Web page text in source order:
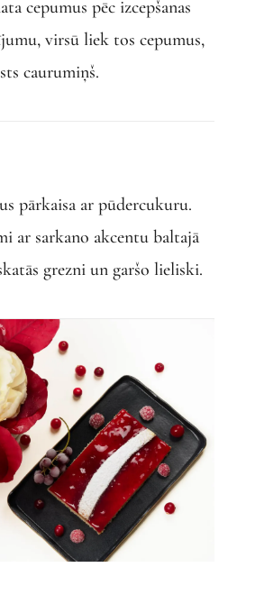
cepumus pēc izcepšanas
virsū liek tos cepumus,
caurumiņš.
pārkaisa ar pūdercukuru.
ar sarkano akcentu baltajā
grezni un garšo lieliski.